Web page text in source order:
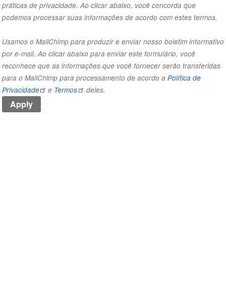
práticas de privacidade. Ao clicar abaixo, você concorda que
podemos processar suas informações de acordo com estes termos.
Usamos o MailChimp para produzir e enviar nosso boletim informativo
por e-mail. Ao clicar abaixo para enviar este formulário, você
reconhece que as informações que você fornecer serão transferidas
para o MailChimp para processamento de acordo a Política de
Privacidade
e Termos deles.